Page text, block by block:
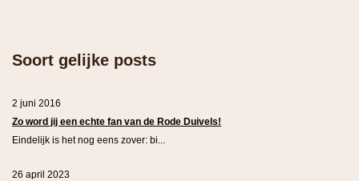
Soort gelijke posts
2 juni 2016
Zo word jij een echte fan van de Rode Duivels!
Eindelijk is het nog eens zover: bi...
26 april 2023